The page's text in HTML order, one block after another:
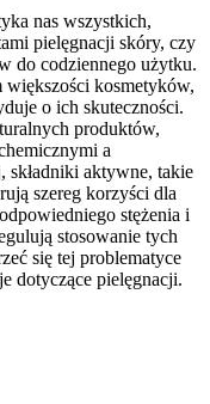
nas wszystkich,
pielęgnacji skóry, czy
do codziennego użytku.
większości kosmetyków,
o ich skuteczności.
produktów,
a
składniki aktywne, takie
szereg korzyści dla
stężenia i
stosowanie tych
się tej problematyce
dotyczące pielęgnacji.